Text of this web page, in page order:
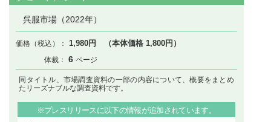
呉服市場（2022年）
1,980円 （本体価格 1,800円）
6
同タイトル、市場調査資料の一部の内容について、概要をまとめ
たリーズナブルな調査資料です。
※プレスリリースに以下の情報が追加されています。